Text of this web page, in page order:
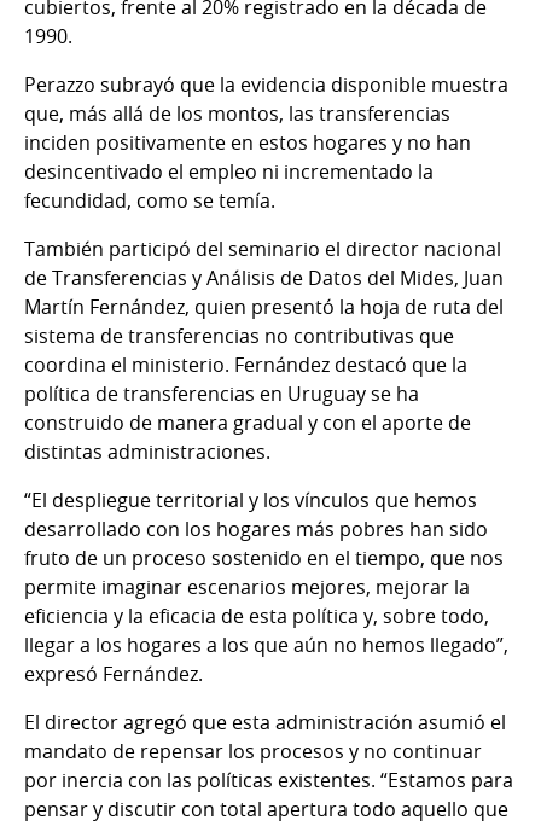
cubiertos, frente al 20% registrado en la década de
1990.
Perazzo subrayó que la evidencia disponible muestra
que, más allá de los montos, las transferencias
inciden positivamente en estos hogares y no han
desincentivado el empleo ni incrementado la
fecundidad, como se temía.
También participó del seminario el director nacional
de Transferencias y Análisis de Datos del Mides, Juan
Martín Fernández, quien presentó la hoja de ruta del
sistema de transferencias no contributivas que
coordina el ministerio. Fernández destacó que la
política de transferencias en Uruguay se ha
construido de manera gradual y con el aporte de
distintas administraciones.
“El despliegue territorial y los vínculos que hemos
desarrollado con los hogares más pobres han sido
fruto de un proceso sostenido en el tiempo, que nos
permite imaginar escenarios mejores, mejorar la
eficiencia y la eficacia de esta política y, sobre todo,
llegar a los hogares a los que aún no hemos llegado”,
expresó Fernández.
El director agregó que esta administración asumió el
mandato de repensar los procesos y no continuar
por inercia con las políticas existentes. “Estamos para
pensar y discutir con total apertura todo aquello que